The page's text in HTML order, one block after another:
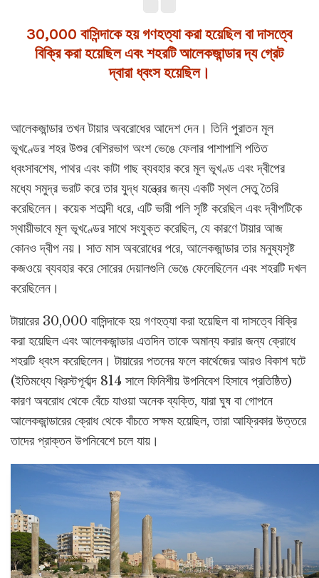
30,000 বাসিন্দাকে হয় গণহত্যা করা হয়েছিল বা দাসত্বে
বিক্রি করা হয়েছিল এবং শহরটি আলেকজান্ডার দ্য গ্রেট
দ্বারা ধ্বংস হয়েছিল।
আলেকজান্ডার তখন টায়ার অবরোধের আদেশ দেন। তিনি পুরাতন মূল
ভূখণ্ডের শহর উশুর বেশিরভাগ অংশ ভেঙে ফেলার পাশাপাশি পতিত
ধ্বংসাবশেষ, পাথর এবং কাটা গাছ ব্যবহার করে মূল ভূখণ্ড এবং দ্বীপের
মধ্যে সমুদ্র ভরাট করে তার যুদ্ধ যন্ত্রের জন্য একটি স্থল সেতু তৈরি
করেছিলেন। কয়েক শতাব্দী ধরে, এটি ভারী পলি সৃষ্টি করেছিল এবং দ্বীপটিকে
স্থায়ীভাবে মূল ভূখণ্ডের সাথে সংযুক্ত করেছিল, যে কারণে টায়ার আজ
কোনও দ্বীপ নয়। সাত মাস অবরোধের পরে, আলেকজান্ডার তার মনুষ্যসৃষ্ট
কজওয়ে ব্যবহার করে সোরের দেয়ালগুলি ভেঙে ফেলেছিলেন এবং শহরটি দখল
করেছিলেন।
টায়ারের 30,000 বাসিন্দাকে হয় গণহত্যা করা হয়েছিল বা দাসত্বে বিক্রি
করা হয়েছিল এবং আলেকজান্ডার এতদিন তাকে অমান্য করার জন্য ক্রোধে
শহরটি ধ্বংস করেছিলেন। টায়ারের পতনের ফলে কার্থেজের আরও বিকাশ ঘটে
(ইতিমধ্যে খ্রিস্টপূর্বাব্দ 814 সালে ফিনিশীয় উপনিবেশ হিসাবে প্রতিষ্ঠিত)
কারণ অবরোধ থেকে বেঁচে যাওয়া অনেক ব্যক্তি, যারা ঘুষ বা গোপনে
আলেকজান্ডারের ক্রোধ থেকে বাঁচতে সক্ষম হয়েছিল, তারা আফ্রিকার উত্তরে
তাদের প্রাক্তন উপনিবেশে চলে যায়।